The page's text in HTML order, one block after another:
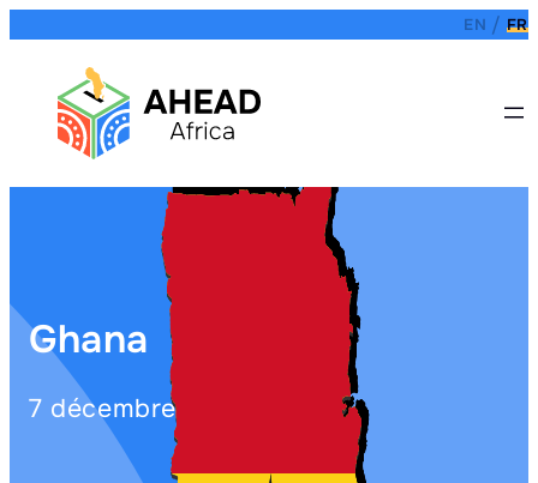
FR
EN
Ghana
7 décembre 2024